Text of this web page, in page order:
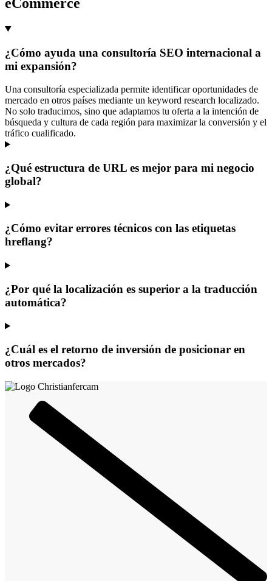
¿Cómo ayuda una consultoría SEO internacional a
mi expansión?
Una consultoría especializada permite identificar oportunidades de
mercado en otros países mediante un keyword research localizado.
No solo traducimos, sino que adaptamos tu oferta a la intención de
búsqueda y cultura de cada región para maximizar la conversión y el
tráfico cualificado.
¿Qué estructura de URL es mejor para mi negocio
global?
¿Cómo evitar errores técnicos con las etiquetas
hreflang?
¿Por qué la localización es superior a la traducción
automática?
¿Cuál es el retorno de inversión de posicionar en
otros mercados?